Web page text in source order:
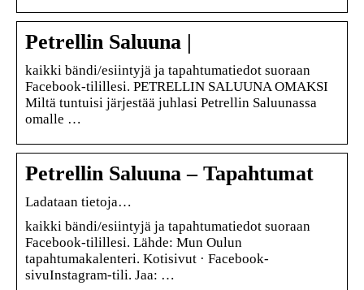
Petrellin Saluuna |
kaikki bändi/esiintyjä ja tapahtumatiedot suoraan
Facebook-tilillesi. PETRELLIN SALUUNA OMAKSI
Miltä tuntuisi järjestää juhlasi Petrellin Saluunassa
omalle …
Petrellin Saluuna – Tapahtumat
Ladataan tietoja…
kaikki bändi/esiintyjä ja tapahtumatiedot suoraan
Facebook-tilillesi. Lähde: Mun Oulun
tapahtumakalenteri. Kotisivut · Facebook-
sivuInstagram-tili. Jaa: …